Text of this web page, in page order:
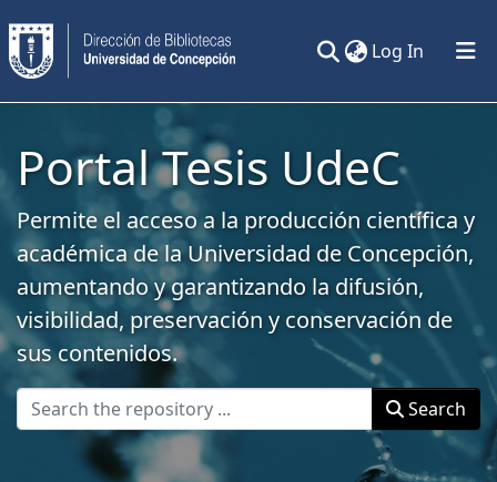
Log In (current)
Communities & Collections
All of DSpace
Statistics
Portal Tesis UdeC
Permite el acceso a la producción científica y
académica de la Universidad de Concepción,
aumentando y garantizando la difusión,
visibilidad, preservación y conservación de
sus contenidos.
Search